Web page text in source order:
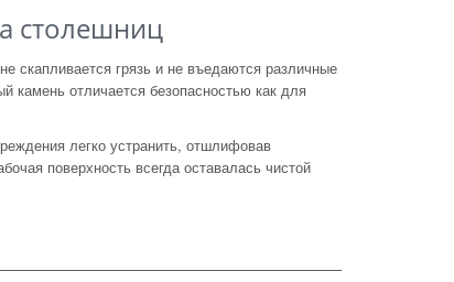
столешниц
скапливается грязь и не въедаются различные
камень отличается безопасностью как для
легко устранить, отшлифовав
поверхность всегда оставалась чистой